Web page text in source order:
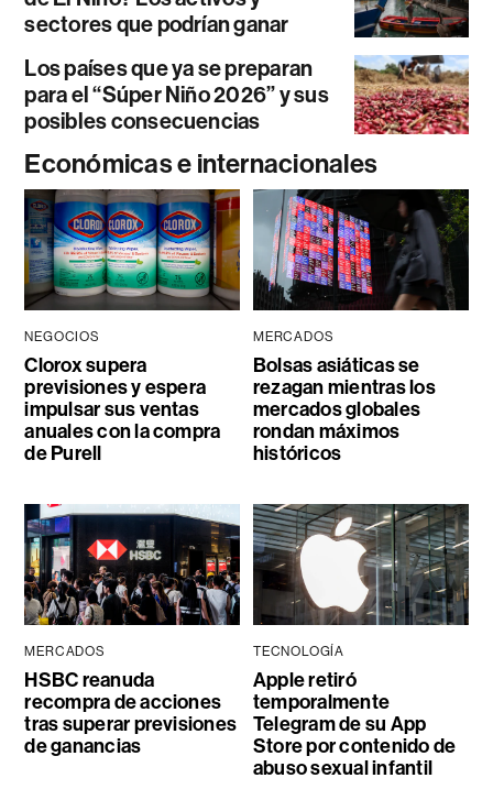
sectores que podrían ganar
Los países que ya se preparan
para el “Súper Niño 2026” y sus
posibles consecuencias
Económicas e internacionales
NEGOCIOS
Clorox supera
previsiones y espera
impulsar sus ventas
anuales con la compra
de Purell
MERCADOS
Bolsas asiáticas se
rezagan mientras los
mercados globales
rondan máximos
históricos
MERCADOS
HSBC reanuda
recompra de acciones
tras superar previsiones
de ganancias
TECNOLOGÍA
Apple retiró
temporalmente
Telegram de su App
Store por contenido de
abuso sexual infantil